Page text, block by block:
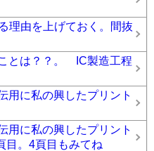
理由を上げておく。間抜
とは？？。 IC製造工程
に私の興したプリント
に私の興したプリント
目。4頁目もみてね